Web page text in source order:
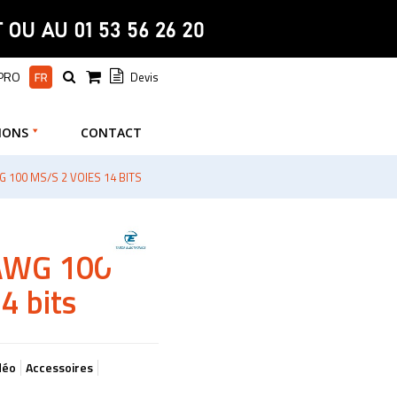
Devis
CONTACT
100 MS/S 2 VOIES 14 BITS
100
bits
Accessoires